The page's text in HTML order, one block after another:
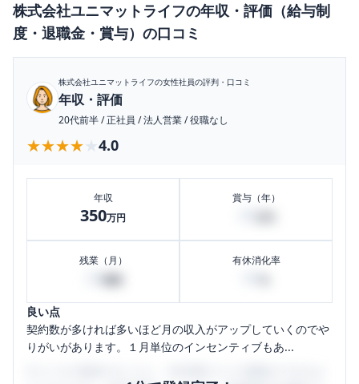
株式会社ユニマットライフの年収・評価（給与制
度・退職金・賞与） の口コミ
株式会社ユニマットライフの女性社員の評判・口コミ
年収・評価
20代前半/正社員 /法人営業/役職なし
★★★★★
★★★★★ 4.0
年収
350万円
賞与（年）
残業（月） 有休消化率
良い点
契約数が多ければ多いほど月の収入がアップしていくのでや
りがいがあります。１月単位のインセンティブもあ...